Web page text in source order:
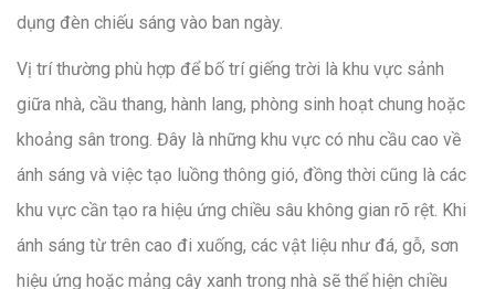
dụng đèn chiếu sáng vào ban ngày.
Vị trí thường phù hợp để bố trí giếng trời là khu vực sảnh
giữa nhà, cầu thang, hành lang, phòng sinh hoạt chung hoặc
khoảng sân trong. Đây là những khu vực có nhu cầu cao về
ánh sáng và việc tạo luồng thông gió, đồng thời cũng là các
khu vực cần tạo ra hiệu ứng chiều sâu không gian rõ rệt. Khi
ánh sáng từ trên cao đi xuống, các vật liệu như đá, gỗ, sơn
hiệu ứng hoặc mảng cây xanh trong nhà sẽ thể hiện chiều